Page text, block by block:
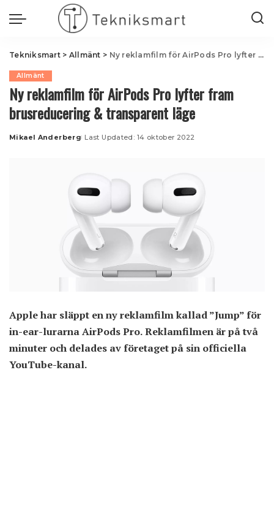
Tekniksmart> Allmänt > Ny reklamfilm för AirPods Pro lyfter fram brusreducering & transparent läge
Allmänt
Ny reklamfilm för AirPods Pro lyfter fram
brusreducering & transparent läge
Posted
Mikael Anderberg Last Updated: 14 oktober 2022
Apple har släppt en ny reklamfilm kallad ”Jump” för
in-ear-lurarna AirPods Pro. Reklamfilmen är på två
minuter och delades av företaget på sin officiella
YouTube-kanal.